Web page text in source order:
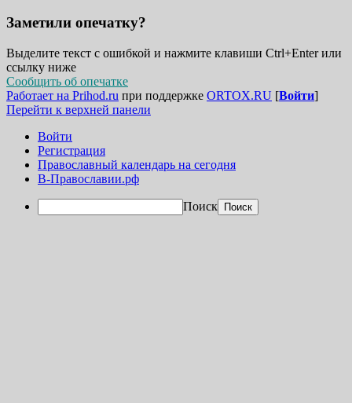
Заметили опечатку?
Выделите текст с ошибкой и нажмите клавиши Ctrl+Enter или
ссылку ниже
Сообщить об опечатке
Работает на Prihod.ru при поддержке ORTOX.RU [Войти]
Перейти к верхней панели
Войти
Регистрация
Православный календарь на сегодня
В-Православии.рф
Поиск